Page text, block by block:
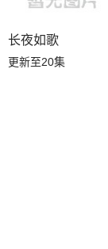
长夜如歌
更新至20集